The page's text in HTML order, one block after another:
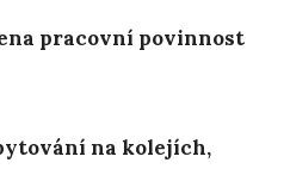
pracovní povinnost
na kolejích,